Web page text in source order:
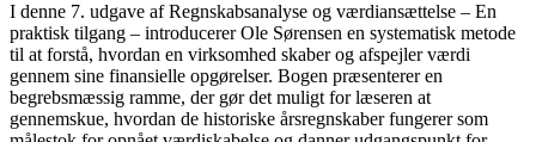
I denne 7. udgave af Regnskabsanalyse og værdiansættelse – En
praktisk tilgang – introducerer Ole Sørensen en systematisk metode
til at forstå, hvordan en virksomhed skaber og afspejler værdi
gennem sine finansielle opgørelser. Bogen præsenterer en
begrebsmæssig ramme, der gør det muligt for læseren at
gennemskue, hvordan de historiske årsregnskaber fungerer som